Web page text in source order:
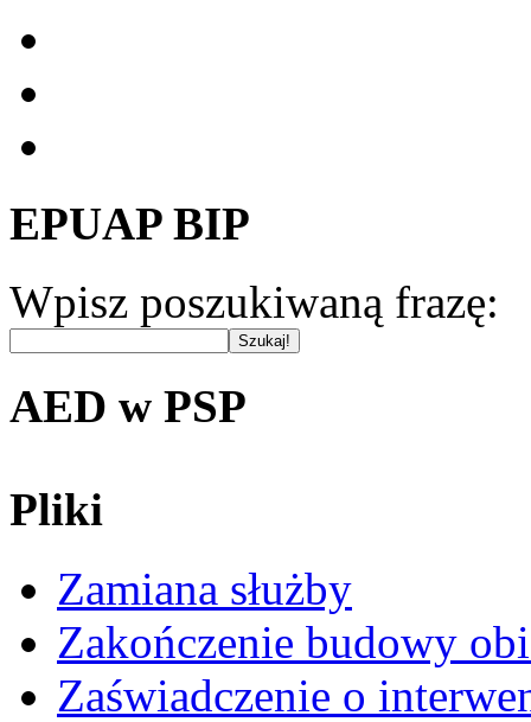
EPUAP BIP
Wpisz poszukiwaną frazę:
AED w PSP
Pliki
Zamiana służby
Zakończenie budowy
Zaświadczenie o